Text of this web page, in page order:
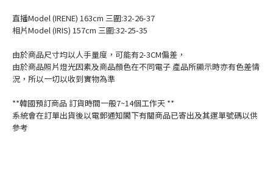
直播Model (IRENE) 163cm 三圍:32-26-37
相片Model (IRIS) 157cm 三圍:32-25-35
由於商品尺寸均以人手量度，可能有2-3CM偏差，
由於商品照片燈光因素及商品顏色在不同電子 產品所顯示時亦有色差情
況，所以一切以收到實物為準
**韓國預訂商品 訂貨時間一般7~14個工作天 **
系統會在訂單出貨後以電郵通知閣下有關商品已寄出及其運單號碼以供
參考